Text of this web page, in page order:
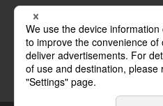
グループ会社
テレビ朝日